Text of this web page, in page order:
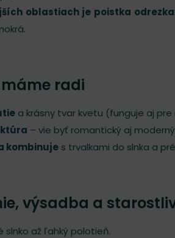
oblastiach je poistka
máme radi
a krásny tvar kvetu (funguje aj
– vie byť romantický aj
kombinuje s trvalkami do slnka a
výsadba a
slnko až ľahký polotieň.